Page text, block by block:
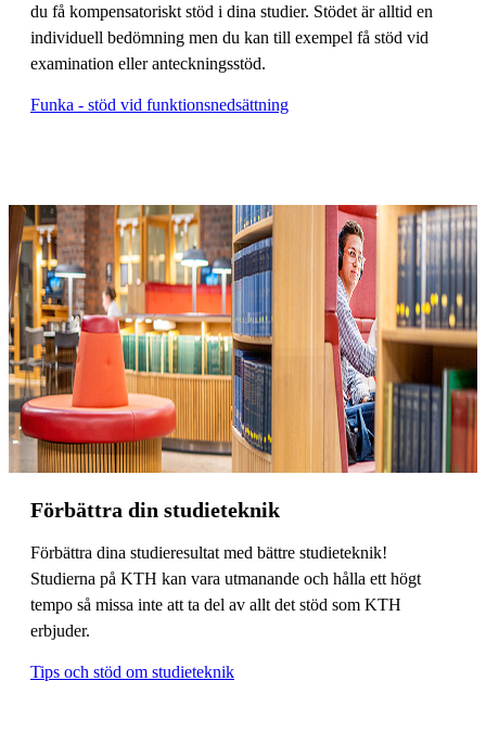
du få kompensatoriskt stöd i dina studier. Stödet är alltid en
individuell bedömning men du kan till exempel få stöd vid
examination eller anteckningsstöd.
Funka - stöd vid funktionsnedsättning
Förbättra din studieteknik
Förbättra dina studieresultat med bättre studieteknik!
Studierna på KTH kan vara utmanande och hålla ett högt
tempo så missa inte att ta del av allt det stöd som KTH
erbjuder.
Tips och stöd om studieteknik